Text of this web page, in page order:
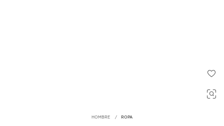
HOMBRE ROPA